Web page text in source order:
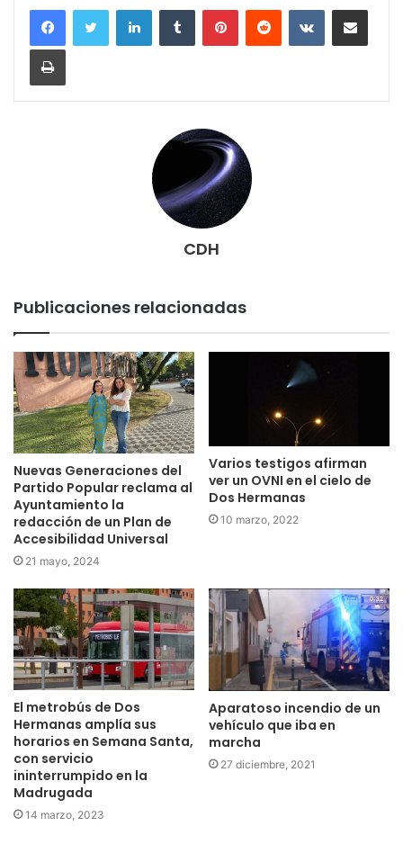
LinkedInTumblr PinterestReddit VKontakteCompartir por
Imprimir
CDH
Publicaciones relacionadas
Nuevas Generaciones del
Partido Popular reclama al
Ayuntamiento la
redacción de un Plan de
Accesibilidad Universal
21 mayo, 2024
Varios testigos afirman
ver un OVNI en el cielo de
Dos Hermanas
10 marzo, 2022
El metrobús de Dos
Hermanas amplía sus
horarios en Semana Santa,
con servicio
ininterrumpido en la
Madrugada
14 marzo, 2023
Aparatoso incendio de un
vehículo que iba en
marcha
27 diciembre, 2021